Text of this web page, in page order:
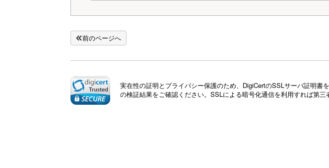
前のページへ
実在性の証明とプライバシー保護のため、DigiCertのSSLサーバ証明
の検証結果をご確認ください。SSLによる暗号化通信を利用すれば第